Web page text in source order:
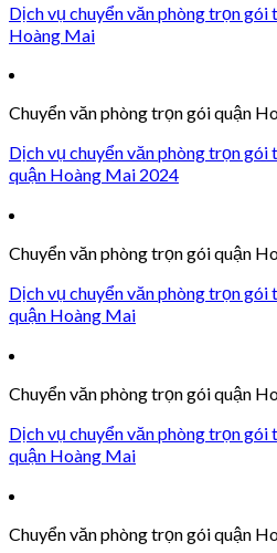
Dịch vụ chuyển văn phòng trọn
Hoàng Mai
Chuyển văn phòng trọn gói quận
Dịch vụ chuyển văn phòng trọn
quận Hoàng Mai 2024
Chuyển văn phòng trọn gói quận
Dịch vụ chuyển văn phòng trọn
quận Hoàng Mai
Chuyển văn phòng trọn gói quận
Dịch vụ chuyển văn phòng trọn
quận Hoàng Mai
Chuyển văn phòng trọn gói quận